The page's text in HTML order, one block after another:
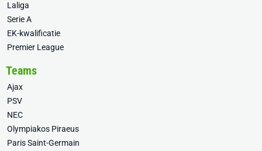
Laliga
Serie A
EK-kwalificatie
Premier League
Teams
Ajax
PSV
NEC
Olympiakos Piraeus
Paris Saint-Germain